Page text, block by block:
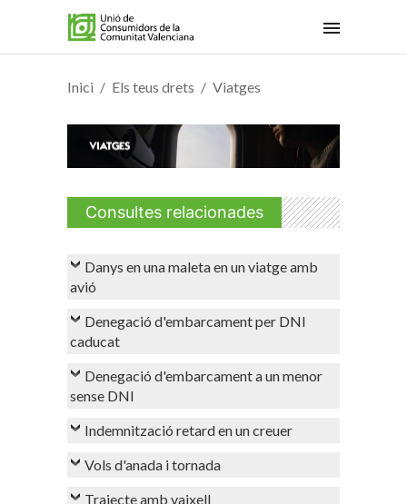
Inici Els teus drets Viatges
Consultes relacionades
Danys en una maleta en un viatge amb
avió
Denegació d'embarcament per DNI
caducat
Denegació d'embarcament a un menor
sense DNI
Indemnització retard en un creuer
Vols d'anada i tornada
Trajecte amb vaixell